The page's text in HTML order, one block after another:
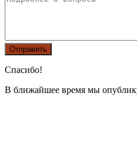
Спасибо!
В ближайшее время мы